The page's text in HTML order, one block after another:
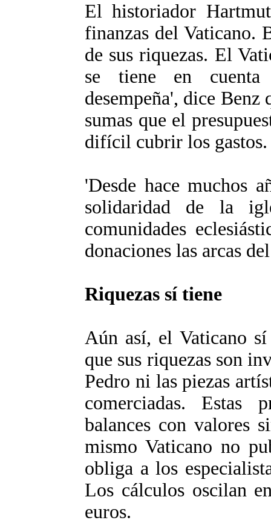
El historiador
finanzas del Vaticano.
de sus riquezas. El
se tiene en cuenta
desempeña', dice Benz
sumas que el
difícil cubrir los gastos.
'Desde hace muchos
solidaridad de la
comunidades
donaciones las arcas
Riquezas sí tiene
Aún así, el Vaticano
que sus riquezas son
Pedro ni las piezas
comerciadas. Estas
balances con valores
mismo Vaticano no
obliga a los
Los cálculos oscilan
euros.